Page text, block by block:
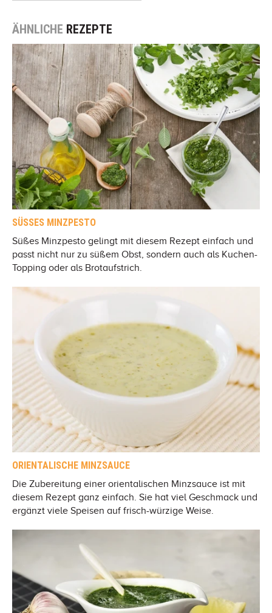
ÄHNLICHE REZEPTE
SÜSSES MINZPESTO
Süßes Minzpesto gelingt mit diesem Rezept einfach und
passt nicht nur zu süßem Obst, sondern auch als Kuchen-
Topping oder als Brotaufstrich.
ORIENTALISCHE MINZSAUCE
Die Zubereitung einer orientalischen Minzsauce ist mit
diesem Rezept ganz einfach. Sie hat viel Geschmack und
ergänzt viele Speisen auf frisch-würzige Weise.